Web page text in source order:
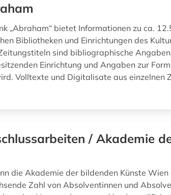
„Abraham“ bietet Informationen zu ca.
Bibliotheken und Einrichtungen des
sind bibliographische
Einrichtung und Angaben zur
Volltexte und Digitalisate aus einzelnen
/ Akademie
die Akademie der bildenden Künste
Zahl von Absolventinnen und